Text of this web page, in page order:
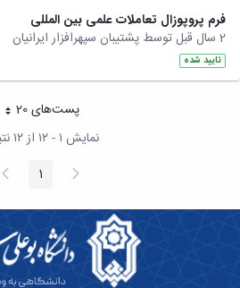
فرم پروپوزال تعاملات علمی بین المللی
تایید شده
پست‌‌های 20هر صفحه
نمایش ۱ - ۱۲ از ۱۲ نتیجه
پیغام
قبلی صفحه صفحه
بعد